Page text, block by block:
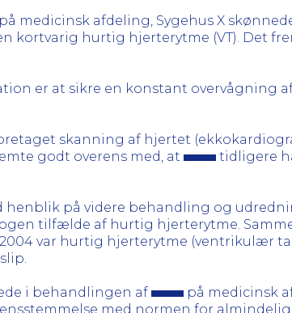
medicinsk afdeling, Sygehus X
kortvarig hurtig hjerterytme (VT). Det
er at sikre en konstant overvågning
skanning af hjertet
godt overens med, at
tidligere
henblik på videre behandling og
tilfælde af hurtig hjerterytme.
var hurtig hjerterytme (ventrikulær
i behandlingen af
på medicinsk
med normen for